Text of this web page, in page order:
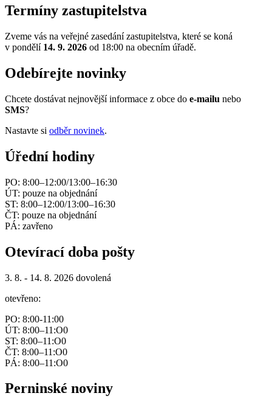
Termíny zastupitelstva
Zveme vás na veřejné zasedání zastupitelstva, které se koná
v pondělí 14. 9. 2026 od 18:00 na obecním úřadě.
Odebírejte novinky
Chcete dostávat nejnovější informace z obce do e-mailu nebo
SMS?
Nastavte si odběr novinek.
Úřední hodiny
PO: 8:00–12:00/13:00–16:30
ÚT: pouze na objednání
ST: 8:00–12:00/13:00–16:30
ČT: pouze na objednání
PÁ: zavřeno
Otevírací doba pošty
3. 8. - 14. 8. 2026 dovolená
otevřeno:
PO: 8:00-11:00
ÚT: 8:00–11:O0
ST: 8:00–11:O0
ČT: 8:00–11:O0
PÁ: 8:00–11:O0
Perninské noviny